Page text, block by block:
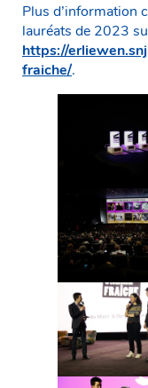
Plus d’information
lauréats de 2023
https://
fraiche/.